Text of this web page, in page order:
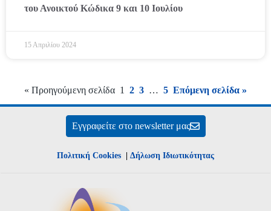
του Ανοικτού Κώδικα 9 και 10 Ιουλίου
15 Απριλίου 2024
« Προηγούμενη σελίδα 1 2 3 … 5 Επόμενη σελίδα »
Εγγραφείτε στο newsletter μας
Πολιτική Cookies Δήλωση Ιδιωτικότητας